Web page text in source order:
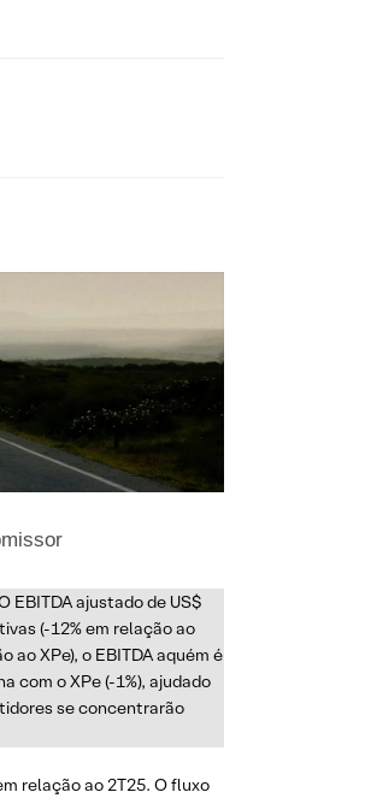
EBITDA ajustado de US$
(-12% em relação ao
XPe), o EBITDA aquém é
com o XPe (-1%), ajudado
se concentrarão
relação ao 2T25. O fluxo